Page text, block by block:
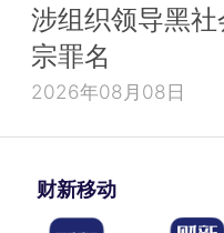
涉组织领导黑
宗罪名
2026年08月08日
财新移动